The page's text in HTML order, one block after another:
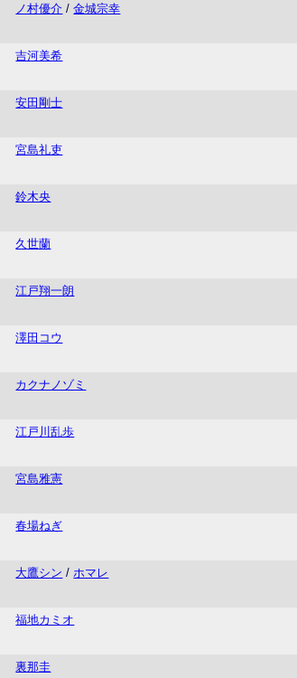
ノ村優介 /金城宗幸
吉河美希
安田剛士
宮島礼吏
鈴木央
久世蘭
江戸翔一朗
澤田コウ
カクナノゾミ
江戸川乱歩
宮島雅憲
春場ねぎ
大鷹シン / ホマレ
福地カミオ
裏那圭